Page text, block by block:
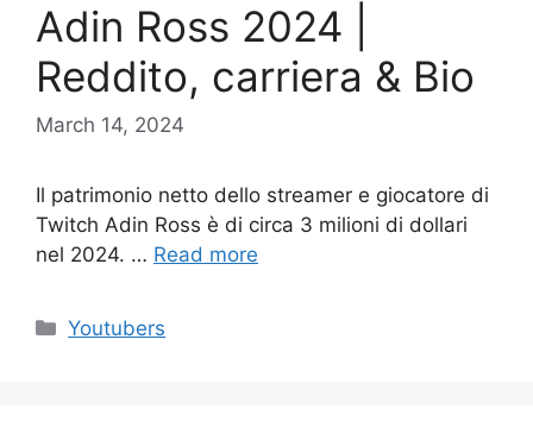
Adin Ross 2024 |
Reddito, carriera & Bio
March 14, 2024
Il patrimonio netto dello streamer e giocatore di
Twitch Adin Ross è di circa 3 milioni di dollari
nel 2024. … Read more
Categories
Youtubers